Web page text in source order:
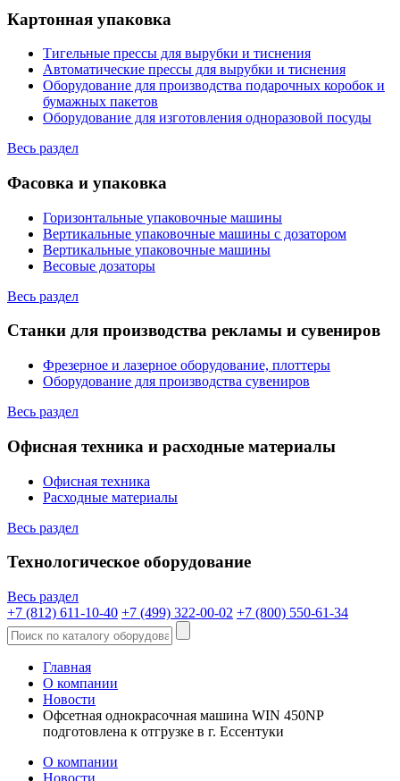
Картонная упаковка
Тигельные прессы для вырубки и тиснения
Автоматические прессы для вырубки и тиснения
Оборудование для производства подарочных коробок и
бумажных пакетов
Оборудование для изготовления одноразовой посуды
Весь раздел
Фасовка и упаковка
Горизонтальные упаковочные машины
Вертикальные упаковочные машины с дозатором
Вертикальные упаковочные машины
Весовые дозаторы
Весь раздел
Станки для производства рекламы и сувениров
Фрезерное и лазерное оборудование, плоттеры
Оборудование для производства сувениров
Весь раздел
Офисная техника и расходные материалы
Офисная техника
Расходные материалы
Весь раздел
Технологическое оборудование
Весь раздел
+7 (812) 611-10-40 +7 (499) 322-00-02 +7 (800) 550-61-34
Главная
О компании
Новости
Офсетная однокрасочная машина WIN 450NP
подготовлена к отгрузке в г. Ессентуки
О компании
Новости